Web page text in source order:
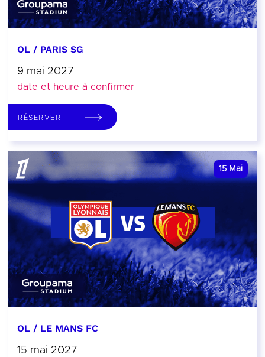
OL / PARIS SG
9 mai 2027
date et heure à confirmer
RÉSERVER
15 Mai
OL / LE MANS FC
15 mai 2027